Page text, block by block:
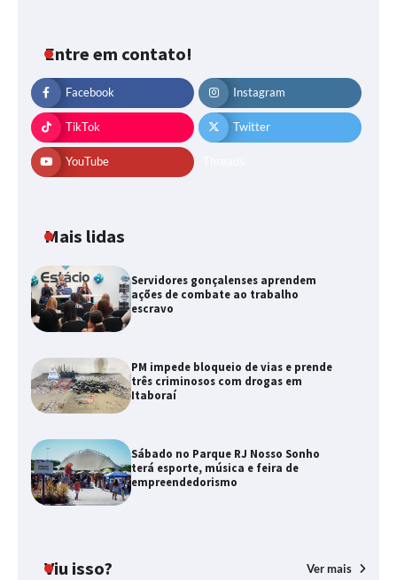
Entre em contato!
Facebook Instagram
TikTok Twitter
YouTube
Mais lidas
Servidores gonçalenses aprendem
ações de combate ao trabalho
escravo
PM impede bloqueio de vias e prende
três criminosos com drogas em
Itaboraí
Sábado no Parque RJ Nosso Sonho
terá esporte, música e feira de
empreendedorismo
Viu isso? Ver mais